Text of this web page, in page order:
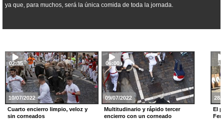
ya que, para muchos, será la única comida de toda la jornada.
10/07/2022
02:35
Cuarto encierro limpio, veloz y
sin corneados
09/07/2022
06:00
Multitudinario y rápido tercer
encierro con un corneado
28/
El